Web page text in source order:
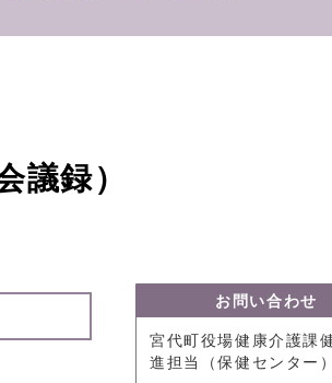
議録）
お問い合わせ
宮代町役場健康介護課
進担当（保健センター）